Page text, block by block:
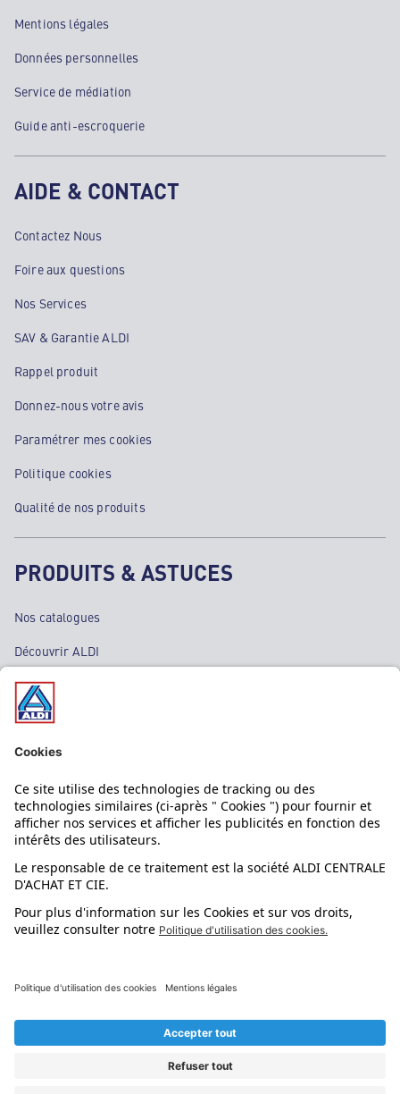
Mentions légales
Données personnelles
Service de médiation
Guide anti-escroquerie
AIDE & CONTACT
Contactez Nous
Foire aux questions
Nos Services
SAV & Garantie ALDI
Rappel produit
Donnez-nous votre avis
Paramétrer mes cookies
Politique cookies
Qualité de nos produits
PRODUITS & ASTUCES
Nos catalogues
Découvrir ALDI
Nos bons plans
Nos rayons
Nos marques
Nos astuces
Évènements
L'application mobile